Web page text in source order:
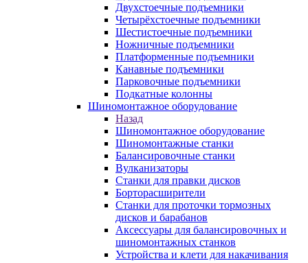
Двухстоечные подъемники
Четырёхстоечные подъемники
Шестистоечные подъемники
Ножничные подъемники
Платформенные подъемники
Канавные подъемники
Парковочные подъемники
Подкатные колонны
Шиномонтажное оборудование
Назад
Шиномонтажное оборудование
Шиномонтажные станки
Балансировочные станки
Вулканизаторы
Станки для правки дисков
Борторасширители
Станки для проточки тормозных
дисков и барабанов
Аксессуары для балансировочных и
шиномонтажных станков
Устройства и клети для накачивания